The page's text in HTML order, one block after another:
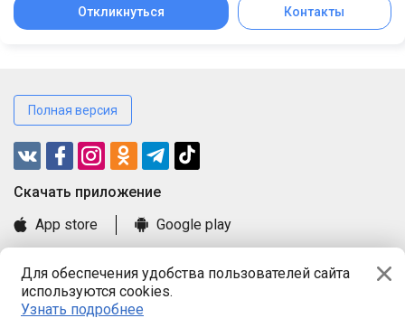
Для обеспечения удобства пользователей сайта
используются cookies.
Узнать подробнее
Откликнуться Контакты
Полная версия
Cкачать приложение
App store
Google play
Книга замечаний и предложений
Правила и документы